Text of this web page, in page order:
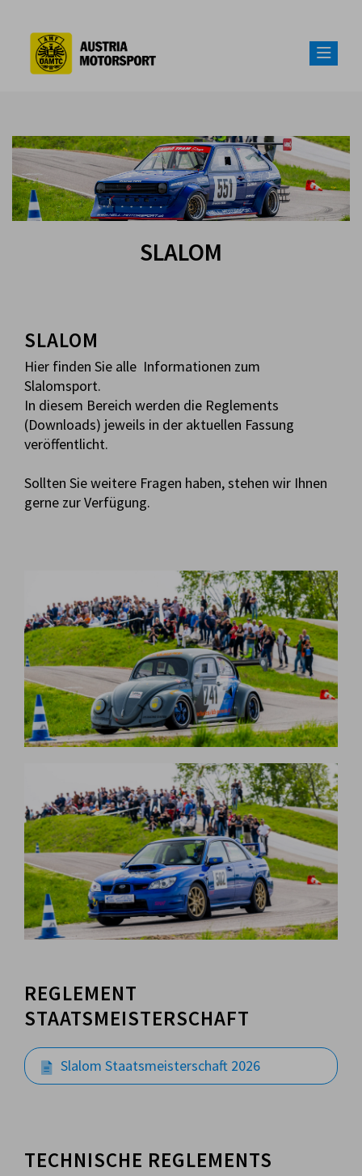
SLALOM
SLALOM
Hier finden Sie alle Informationen zum
Slalomsport.
In diesem Bereich werden die Reglements
(Downloads) jeweils in der aktuellen Fassung
veröffentlicht.
Sollten Sie weitere Fragen haben, stehen wir Ihnen
gerne zur Verfügung.
REGLEMENT
STAATSMEISTERSCHAFT
Slalom Staatsmeisterschaft 2026
TECHNISCHE REGLEMENTS